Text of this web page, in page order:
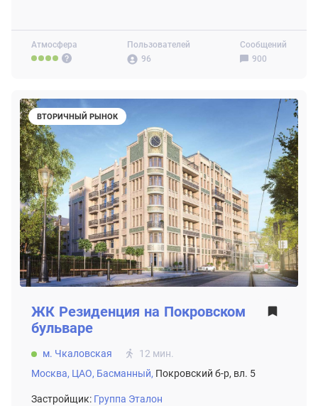
Атмосфера
Пользователей
96
Сообщений
900
ВТОРИЧНЫЙ РЫНОК
ЖК Резиденция на Покровском
бульваре
м. Чкаловская
12 мин.
Москва, ЦАО, Басманный, Покровский б-р, вл. 5
Застройщик: Группа Эталон